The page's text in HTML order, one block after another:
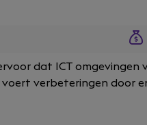
dat ICT
verbeteringen door